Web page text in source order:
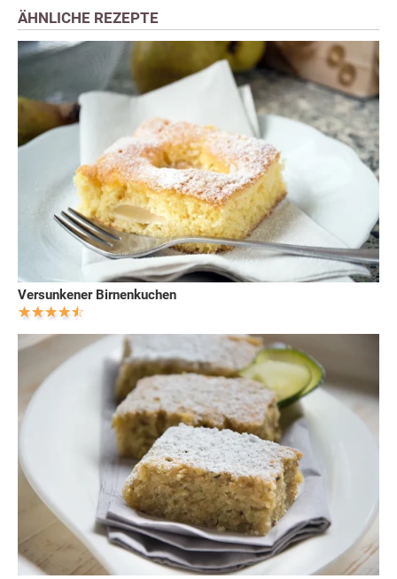
ÄHNLICHE REZEPTE
Versunkener Birnenkuchen